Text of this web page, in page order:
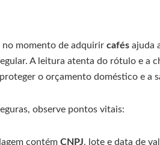
momento de adquirir cafés ajuda
A leitura atenta do rótulo e a
o orçamento doméstico e a
observe pontos vitais:
contémCNPJ, lote e data de